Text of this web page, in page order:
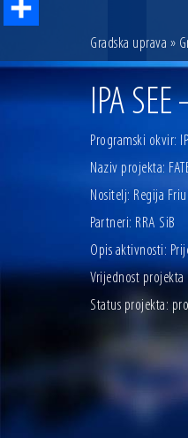
13.07.2026 |
07.07.2026 |
04.07.2026 |
04.08.2026 |
Gradska uprava »
IPA SEE
Programski okvir:
Naziv projekta:
Nositelj: Regija
Partneri: RRA SiB
Opis aktivnosti:
Vrijednost projekta
Status projekta: